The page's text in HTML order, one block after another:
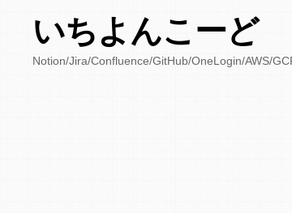
いちよんこーど
Notion/Jira/Confluence/GitHub/OneLogin/AWS/